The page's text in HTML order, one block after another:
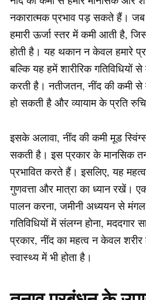
नकारात्मक प्रभाव पड़ सकते हैं। जब
हमारी ऊर्जा स्तर में कमी आती है,
होती है। यह थकान न केवल हमारे
बल्कि यह हमें शारीरिक गतिविधियों
करती है। नतीजतन, नींद की कमी से
हो सकती है और व्यायाम के प्रति
इसके अलावा, नींद की कमी मूड
सकती है। इस प्रकार के मानसिक
प्रभावित करते हैं। इसलिए, यह
गुणवत्ता और मात्रा का ध्यान रखें।
पालन करना, जमीनी अध्ययन से
गतिविधियों में संलग्न होना,
प्रकार, नींद का महत्व न केवल
स्वास्थ्य में भी होता है।